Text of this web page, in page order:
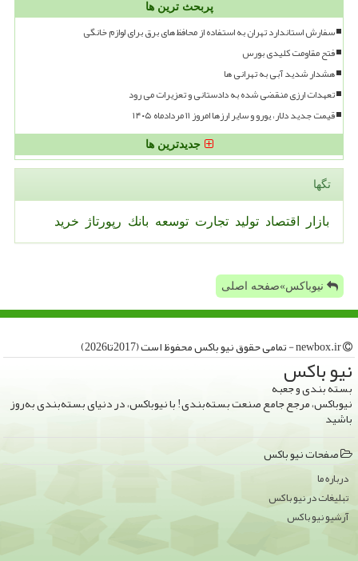
پربحث ترین ها
سفارش استاندارد تهران به استفاده از محافظ های برق برای لوازم خانگی
فتح مقاومت کلیدی بورس
هشدار شدید آبی به تهرانی ها
تعهدات ارزی منقضی شده به دادستانی و تعزیرات می رود
قیمت جدید دلار، یورو و سایر ارزها امروز ۱۱ مردادماه ۱۴۰۵
جدیدترین ها
تگها
بازار اقتصاد تولید تجارت توسعه بانك رپورتاژ خرید
نیوباکس»صفحه اصلی
نیو باكس
بسته بندی و جعبه
نیوباکس، مرجع جامع صنعت بسته‌بندی! با نیوباکس، در دنیای بسته‌بندی به‌روز
باشید
صفحات نیو باكس
درباره ما
تبلیغات در نیو باكس
آرشیو نیو باكس